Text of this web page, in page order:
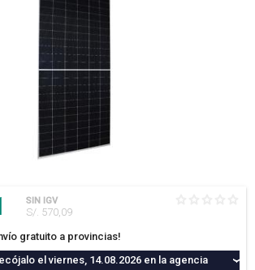
SIN IGV
S/. 570,09
gratuito a provincias!
el viernes, 14.08.2026 en la agencia